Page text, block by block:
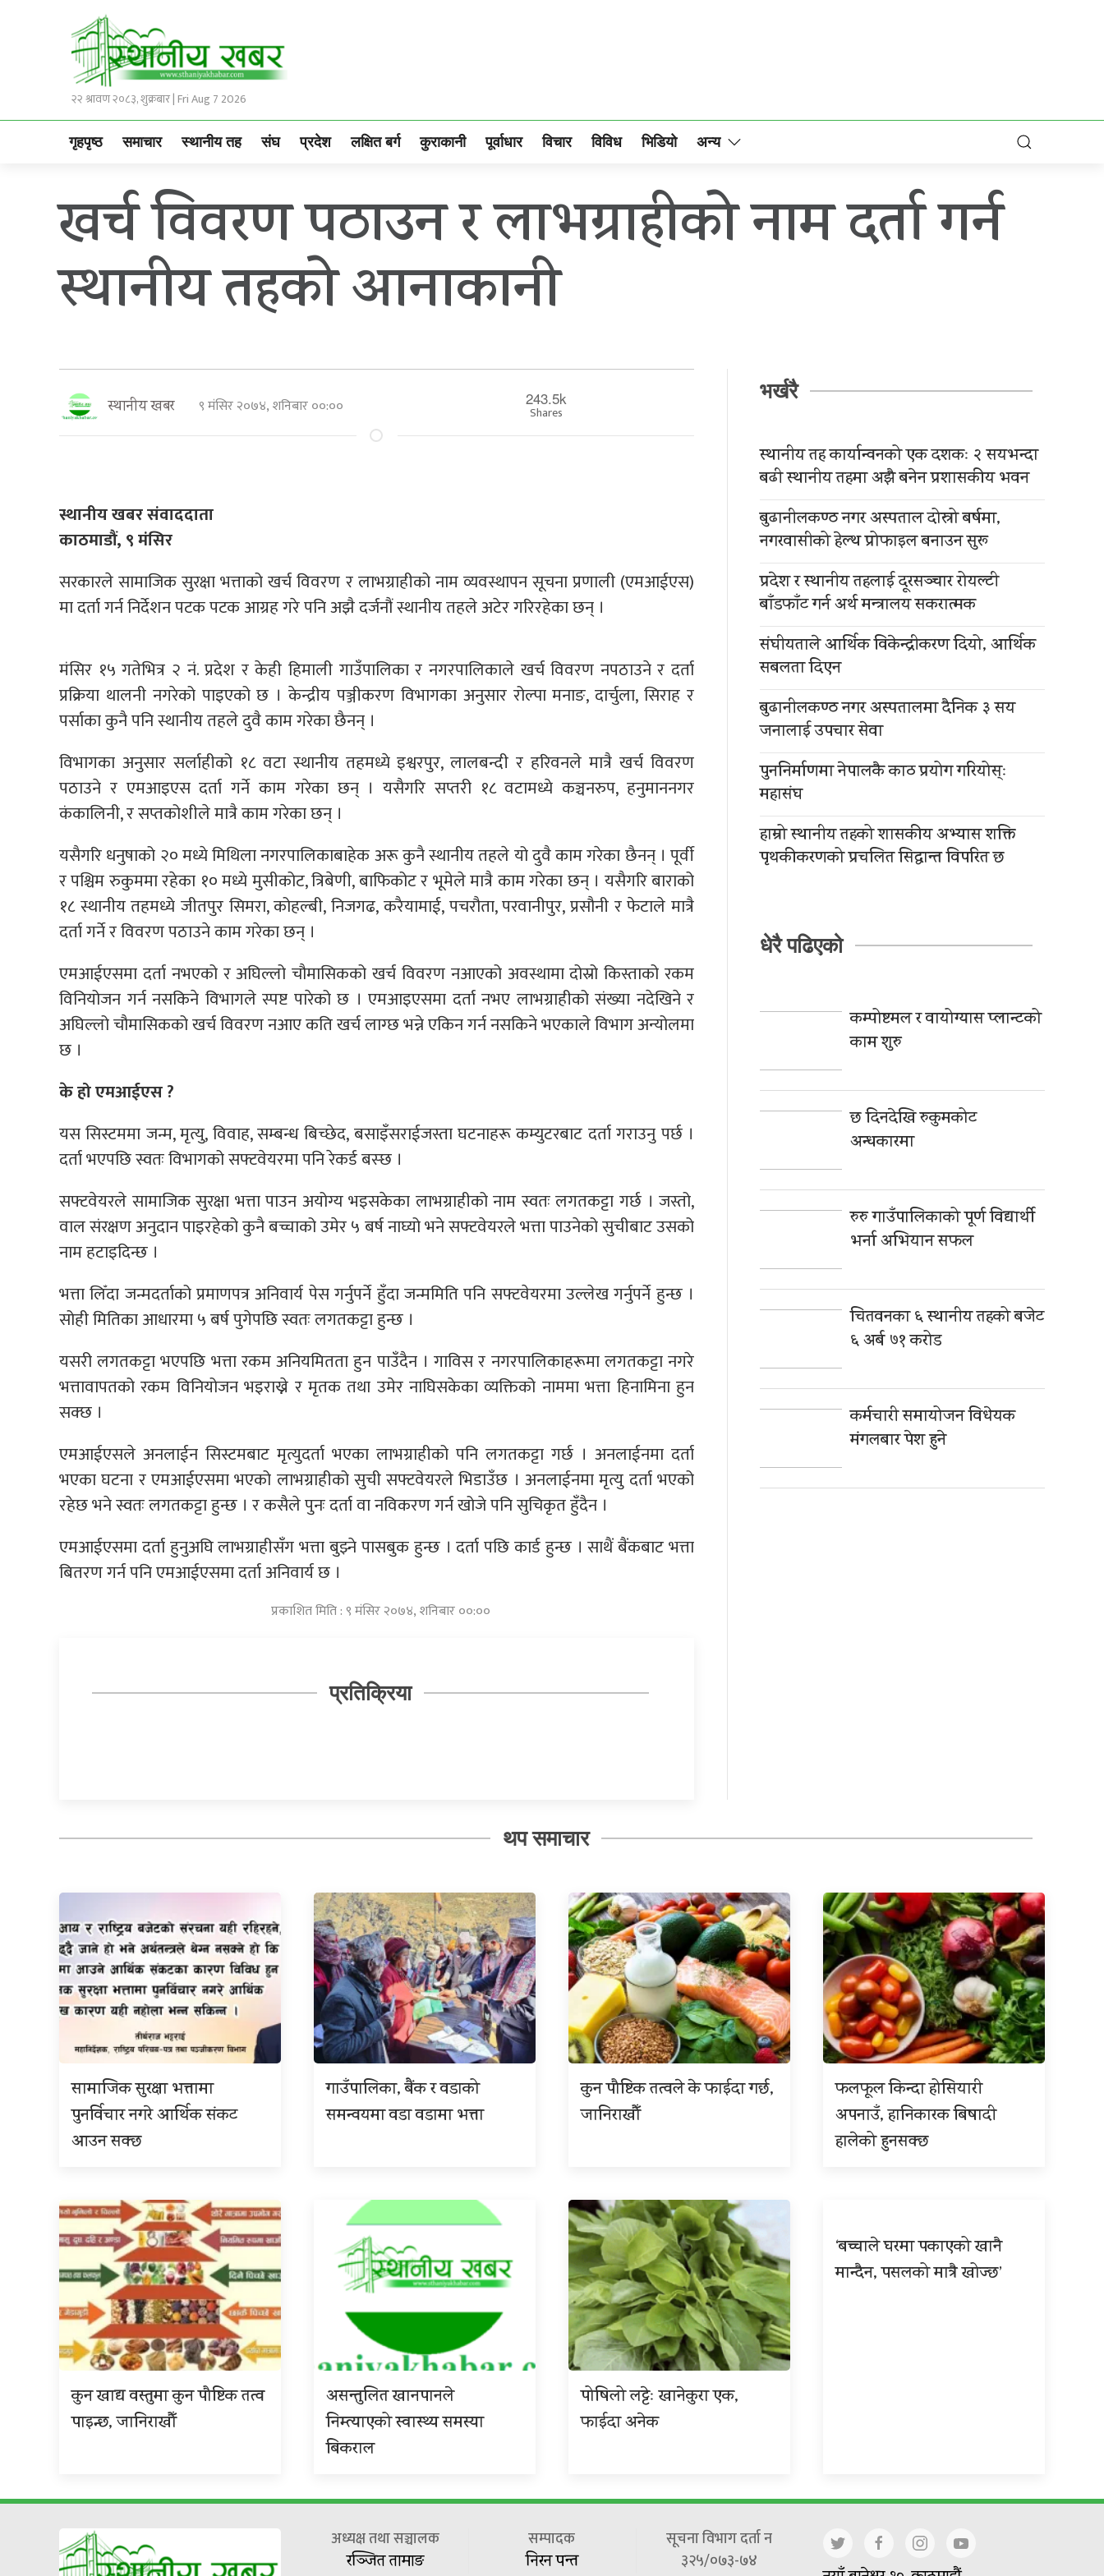
२२ श्रावण २०८३, शुक्रबार | Fri Aug 7 2026
गृहपृष्ठ समाचार स्थानीय तह संघ प्रदेश लक्षित बर्ग कुराकानी पूर्वाधार विचार विविध भिडियो अन्य
खर्च विवरण पठाउन र लाभग्राहीको नाम दर्ता गर्न
स्थानीय तहकाे आनाकानी
स्थानीय खबर ९ मंसिर २०७४, शनिबार ००:०० 243.5k
Shares
स्थानीय खबर संवाददाता
काठमाडौं, ९ मंसिर
सरकारले सामाजिक सुरक्षा भत्ताको खर्च विवरण र लाभग्राहीको नाम व्यवस्थापन सूचना प्रणाली (एमआईएस)
मा दर्ता गर्न निर्देशन पटक पटक आग्रह गरे पनि अझै दर्जनौं स्थानीय तहले अटेर गरिरहेका छन् ।
मंसिर १५ गतेभित्र २ नं. प्रदेश र केही हिमाली गाउँपालिका र नगरपालिकाले खर्च विवरण नपठाउने र दर्ता
प्रक्रिया थालनी नगरेको पाइएको छ । केन्द्रीय पञ्जीकरण विभागका अनुसार रोल्पा मनाङ, दार्चुला, सिराह र
पर्साका कुनै पनि स्थानीय तहले दुवै काम गरेका छैनन् ।
विभागका अनुसार सर्लाहीको १८ वटा स्थानीय तहमध्ये इश्वरपुर, लालबन्दी र हरिवनले मात्रै खर्च विवरण
पठाउने र एमआइएस दर्ता गर्ने काम गरेका छन् । यसैगरि सप्तरी १८ वटामध्ये कञ्चनरुप, हनुमाननगर
कंकालिनी, र सप्तकोशीले मात्रै काम गरेका छन् ।
यसैगरि धनुषाको २० मध्ये मिथिला नगरपालिकाबाहेक अरू कुनै स्थानीय तहले यो दुवै काम गरेका छैनन् । पूर्वी
र पश्चिम रुकुममा रहेका १० मध्ये मुसीकोट, त्रिबेणी, बाफिकोट र भूमेले मात्रै काम गरेका छन् । यसैगरि बाराको
१८ स्थानीय तहमध्ये जीतपुर सिमरा, कोहल्बी, निजगढ, करैयामाई, पचरौता, परवानीपुर, प्रसौनी र फेटाले मात्रै
दर्ता गर्ने र विवरण पठाउने काम गरेका छन् ।
एमआईएसमा दर्ता नभएको र अघिल्लो चौमासिकको खर्च विवरण नआएको अवस्थामा दोस्रो किस्ताको रकम
विनियोजन गर्न नसकिने विभागले स्पष्ट पारेको छ । एमआइएसमा दर्ता नभए लाभग्राहीको संख्या नदेखिने र
अघिल्लो चौमासिकको खर्च विवरण नआए कति खर्च लाग्छ भन्ने एकिन गर्न नसकिने भएकाले विभाग अन्योलमा
छ ।
के हो एमआईएस ?
यस सिस्टममा जन्म, मृत्यु, विवाह, सम्बन्ध बिच्छेद, बसाइँसराईजस्ता घटनाहरू कम्युटरबाट दर्ता गराउनु पर्छ ।
दर्ता भएपछि स्वतः विभागको सफ्टवेयरमा पनि रेकर्ड बस्छ ।
सफ्टवेयरले सामाजिक सुरक्षा भत्ता पाउन अयोग्य भइसकेका लाभग्राहीको नाम स्वतः लगतकट्टा गर्छ । जस्तो,
वाल संरक्षण अनुदान पाइरहेको कुनै बच्चाको उमेर ५ बर्ष नाघ्यो भने सफ्टवेयरले भत्ता पाउनेको सुचीबाट उसको
नाम हटाइदिन्छ ।
भत्ता लिँदा जन्मदर्ताको प्रमाणपत्र अनिवार्य पेस गर्नुपर्ने हुँदा जन्ममिति पनि सफ्टवेयरमा उल्लेख गर्नुपर्ने हुन्छ ।
सोही मितिका आधारमा ५ बर्ष पुगेपछि स्वतः लगतकट्टा हुन्छ ।
यसरी लगतकट्टा भएपछि भत्ता रकम अनियमितता हुन पाउँदैन । गाविस र नगरपालिकाहरूमा लगतकट्टा नगरे
भत्तावापतको रकम विनियोजन भइराख्ने र मृतक तथा उमेर नाघिसकेका व्यक्तिको नाममा भत्ता हिनामिना हुन
सक्छ ।
एमआईएसले अनलाईन सिस्टमबाट मृत्युदर्ता भएका लाभग्राहीको पनि लगतकट्टा गर्छ । अनलाईनमा दर्ता
भएका घटना र एमआईएसमा भएको लाभग्राहीको सुची सफ्टवेयरले भिडाउँछ । अनलाईनमा मृत्यु दर्ता भएको
रहेछ भने स्वतः लगतकट्टा हुन्छ । र कसैले पुनः दर्ता वा नविकरण गर्न खोजे पनि सुचिकृत हुँदैन ।
एमआईएसमा दर्ता हुनुअघि लाभग्राहीसँग भत्ता बुझ्ने पासबुक हुन्छ । दर्ता पछि कार्ड हुन्छ । साथैं बैंकबाट भत्ता
बितरण गर्न पनि एमआईएसमा दर्ता अनिवार्य छ ।
प्रकाशित मिति : ९ मंसिर २०७४, शनिबार ००:००
प्रतिक्रिया
भर्खरै
स्थानीय तह कार्यान्वनको एक दशकः २ सयभन्दा
बढी स्थानीय तहमा अझै बनेन प्रशासकीय भवन
बुढानीलकण्ठ नगर अस्पताल दोस्रो बर्षमा,
नगरवासीको हेल्थ प्रोफाइल बनाउन सुरू
प्रदेश र स्थानीय तहलाई दूरसञ्चार रोयल्टी
बाँडफाँट गर्न अर्थ मन्त्रालय सकरात्मक
संघीयताले आर्थिक विकेन्द्रीकरण दियो, आर्थिक
सबलता दिएन
बुढानीलकण्ठ नगर अस्पतालमा दैनिक ३ सय
जनालाई उपचार सेवा
पुननिर्माणमा नेपालकै काठ प्रयोग गरियोस्ः
महासंघ
हाम्रो स्थानीय तहको शासकीय अभ्यास शक्ति
पृथकीकरणको प्रचलित सिद्धान्त विपरित छ
धेरै पढिएको
कम्पोष्टमल र वायोग्यास प्लान्टको
काम शुरु
छ दिनदेखि रुकुमकोट
अन्धकारमा
रुरु गाउँपालिकाको पूर्ण विद्यार्थी
भर्ना अभियान सफल
चितवनका ६ स्थानीय तहको बजेट
६ अर्ब ७१ करोड
कर्मचारी समायोजन विधेयक
मंगलबार पेश हुने
थप समाचार
सामाजिक सुरक्षा भत्तामा
पुनर्विचार नगरे आर्थिक संकट
आउन सक्छ
गाउँपालिका, बैंक र वडाको
समन्वयमा वडा वडामा भत्ता
कुन पौष्टिक तत्वले के फाईदा गर्छ,
जानिराखौँ
फलफूल किन्दा होसियारी
अपनाउँ, हानिकारक बिषादी
हालेको हुनसक्छ
कुन खाद्य वस्तुमा कुन पौष्टिक तत्व
पाइन्छ, जानिराखौँ
असन्तुलित खानपानले
निम्त्याएको स्वास्थ्य समस्या
बिकराल
पोषिलो लट्टेः खानेकुरा एक,
फाईदा अनेक
‘बच्चाले घरमा पकाएको खानै
मान्दैन, पसलको मात्रै खोज्छ’
अध्यक्ष तथा सञ्चालक
रञ्जित तामाङ
सम्पादक
निरन पन्त
सूचना विभाग दर्ता न
३२५/०७३-७४